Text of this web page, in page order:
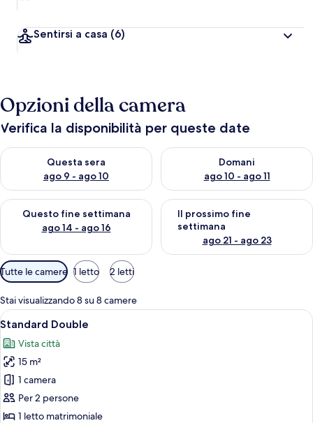
Sentirsi a casa (6)
Opzioni della camera
Verifica la disponibilità per queste date
Questa sera
ago 9 - ago 10
Verifica la disponibilità per questa sera, ago 9 - ago 10
Domani
ago 10 - ago 11
Verifica la disponibilità per
Questo fine settimana
ago 14 - ago 16
Verifica la disponibilità per questo fine settimana, ago 14 -
Il prossimo fine
settimana
ago 21 - ago 23
Verifica la disponibilità per il
Filtri
disponibili
per
le
camere
Tutte le camere 1 letto 2 letti
Stai visualizzando 8 su 8 camere
Apri
tutte
le
foto
per
Standard
Double
Una camera d'albergo compatta
10
Standard Double
Vista città
15 m²
1 camera
Per 2 persone
1 letto matrimoniale